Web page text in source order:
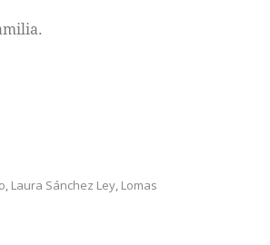
Laura Sánchez Ley, Lomas